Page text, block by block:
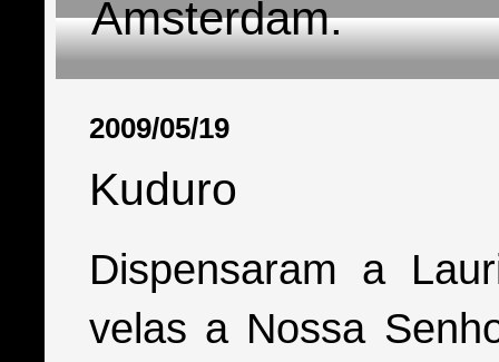
Amsterdam.
2009/05/19
Kuduro
Dispensaram a
velas a Nossa